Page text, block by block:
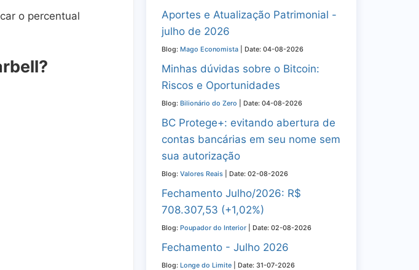
o percentual
Aportes e Atualização Patrimonial -
julho de 2026
Blog: Mago Economista Date: 04-08-2026
Minhas dúvidas sobre o Bitcoin:
Riscos e Oportunidades
Blog: Bilionário do Zero Date: 04-08-2026
BC Protege+: evitando abertura de
contas bancárias em seu nome sem
sua autorização
Blog: Valores Reais Date: 02-08-2026
Fechamento Julho/2026: R$
708.307,53 (+1,02%)
Blog: Poupador do Interior Date: 02-08-2026
Fechamento - Julho 2026
Blog: Longe do Limite Date: 31-07-2026